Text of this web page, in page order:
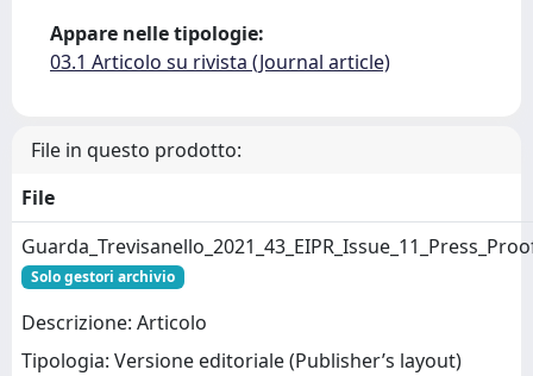
Appare nelle tipologie:
03.1 Articolo su rivista (Journal article)
File in questo prodotto:
File
Solo gestori archivio
Descrizione: Articolo
Tipologia: Versione editoriale (Publisher’s layout)